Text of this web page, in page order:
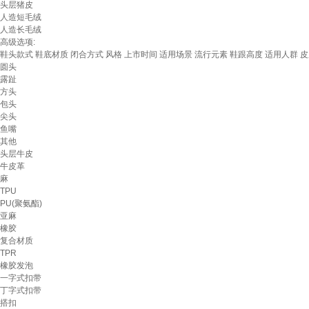
头层猪皮
人造短毛绒
人造长毛绒
高级选项:
鞋头款式 鞋底材质 闭合方式 风格 上市时间 适用场景 流行元素 鞋跟高度 适用人群
圆头
露趾
方头
包头
尖头
鱼嘴
其他
头层牛皮
牛皮革
麻
TPU
PU(聚氨酯)
亚麻
橡胶
复合材质
TPR
橡胶发泡
一字式扣带
丁字式扣带
搭扣